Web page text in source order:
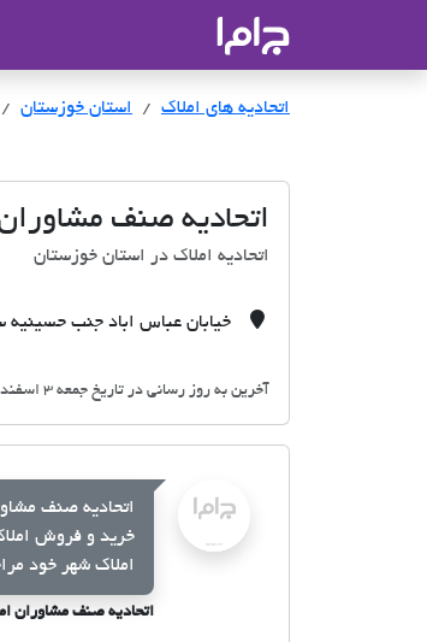
اتحادیه های املاک اتحادیه های املاک
استان خوزستان
اتحادیه صنف
اتحادیه املاک در استان خوزستان
خیابان عباس اباد جنب
آخرین به روز رسانی در تاریخ جمعه 3 اسفند 1397
اتحادیه صنف
خرید و فروش
املاک شهر خود
اتحادیه صنف مشاوران